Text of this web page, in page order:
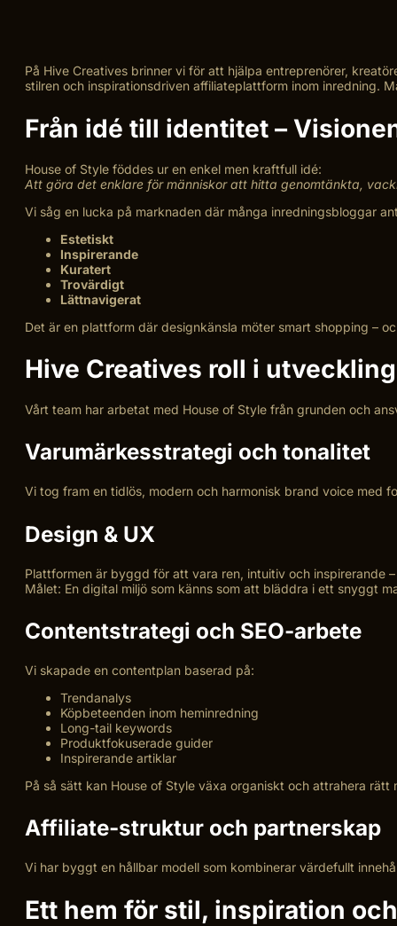
På Hive Creatives brinner vi för att hjälpa entreprenörer,
stilren och inspirationsdriven affiliateplattform inom inredning.
Från idé till identitet –
House of Style föddes ur en enkel men kraftfull idé:
Att göra det enklare för människor att hitta genomtänkta,
Vi såg en lucka på marknaden där många inredningsbloggar
Estetiskt
Inspirerande
Kuratert
Trovärdigt
Lättnavigerat
Det är en plattform där designkänsla möter smart shopping –
Hive Creatives roll i
Vårt team har arbetat med House of Style från grunden och
Varumärkesstrategi och tonalitet
Vi tog fram en tidlös, modern och harmonisk brand voice med
Design & UX
Plattformen är byggd för att vara ren, intuitiv och inspirerande
Målet: En digital miljö som känns som att bläddra i ett snyggt
Contentstrategi och SEO-arbete
Vi skapade en contentplan baserad på:
Trendanalys
Köpbeteenden inom heminredning
Long-tail keywords
Produktfokuserade guider
Inspirerande artiklar
På så sätt kan House of Style växa organiskt och attrahera
Affiliate-struktur och partnerskap
Vi har byggt en hållbar modell som kombinerar värdefullt
Ett hem för stil, inspiration